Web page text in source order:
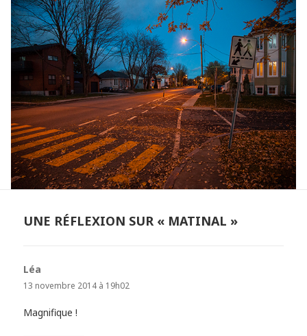
le
UNE RÉFLEXION SUR « MATINAL »
Léa
13 novembre 2014 à 19h02
Magnifique !